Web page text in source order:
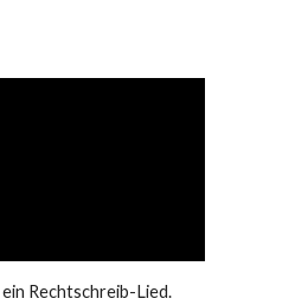
Rechtschreib-Lied.